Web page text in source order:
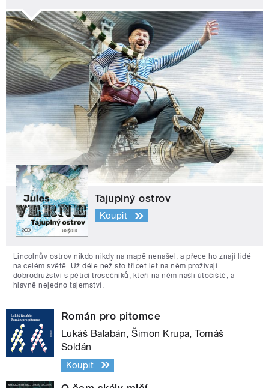
Tajuplný ostrov
Koupit
Lincolnův ostrov nikdo nikdy na mapě nenašel, a přece ho znají lidé
na celém světě. Už déle než sto třicet let na něm prožívají
dobrodružství s pěticí trosečníků, kteří na něm našli útočiště, a
hlavně nejedno tajemství.
Román pro pitomce
Lukáš Balabán, Šimon Krupa, Tomáš
Soldán
Koupit